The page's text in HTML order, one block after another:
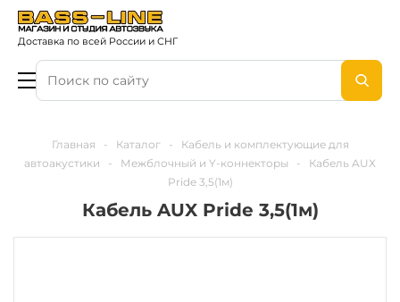
Доставка по всей России и СНГ
Главная - Каталог -
Кабель и комплектующие для
автоакустики
- Межблочный и Y-коннекторы -
Кабель AUX
Pride 3,5(1м)
Кабель AUX Pride 3,5(1м)